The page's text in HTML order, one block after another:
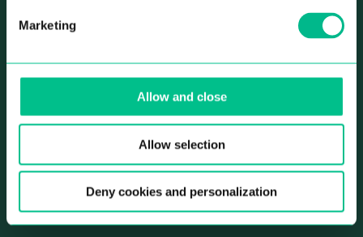
Marketing
Allow and close
Allow selection
Deny cookies and personalization
porte d’entrée de Madrid – – vous ne pourriez pas trouver
un meilleur quartier ! Entouré de musées, de marchés et
beauxlieux culturels de Madrid à quelques pas de chez